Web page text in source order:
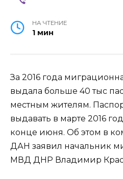
НА ЧТЕНИЕ
1 мин
За 2016 года
выдала больше 40 тыс
местным жителям.
выдавать в марте 2016
конце июня. Об этом в
ДАН заявил начальник
МВД ДНР Владимир